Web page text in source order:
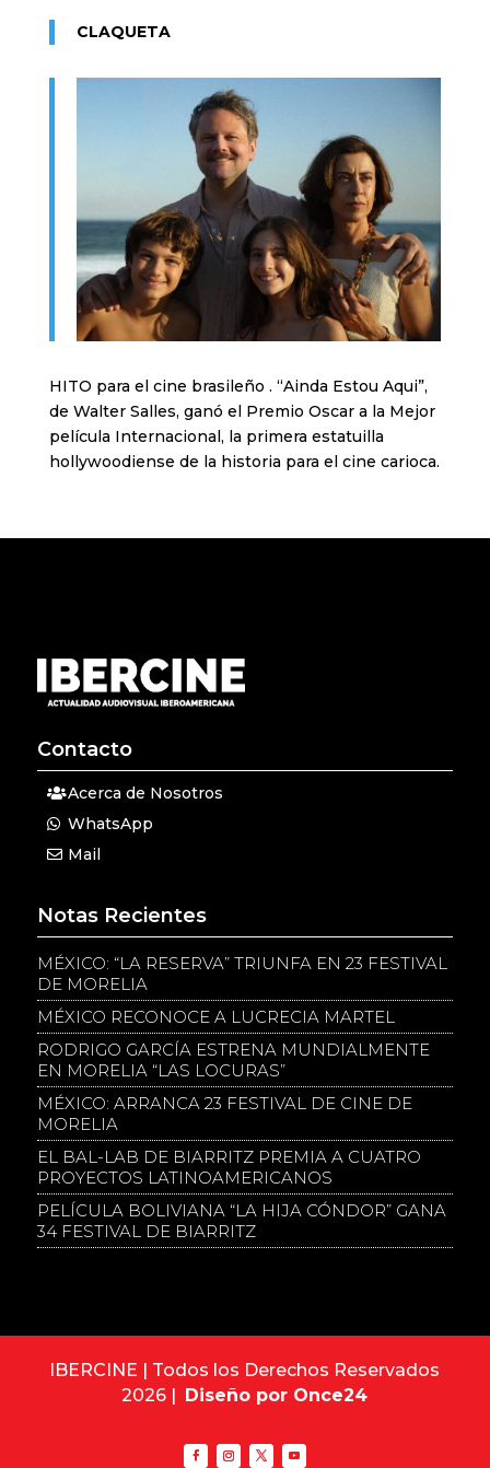
CLAQUETA
HITO para el cine brasileño . “Ainda Estou Aqui”,
de Walter Salles, ganó el Premio Oscar a la Mejor
película Internacional, la primera estatuilla
hollywoodiense de la historia para el cine carioca.
Contacto
Acerca de Nosotros
WhatsApp
Mail
Notas Recientes
MÉXICO: “LA RESERVA” TRIUNFA EN 23 FESTIVAL
DE MORELIA
MÉXICO RECONOCE A LUCRECIA MARTEL
RODRIGO GARCÍA ESTRENA MUNDIALMENTE
EN MORELIA “LAS LOCURAS”
MÉXICO: ARRANCA 23 FESTIVAL DE CINE DE
MORELIA
EL BAL-LAB DE BIARRITZ PREMIA A CUATRO
PROYECTOS LATINOAMERICANOS
PELÍCULA BOLIVIANA “LA HIJA CÓNDOR” GANA
34 FESTIVAL DE BIARRITZ
IBERCINE | Todos los Derechos Reservados
2026 | Diseño por Once24